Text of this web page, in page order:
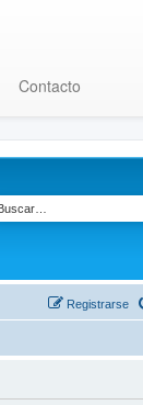
Contacto
Registrarse